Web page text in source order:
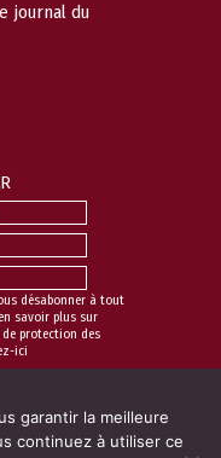
journal du
désabonner à tout
savoir plus sur
protection des
ici
garantir la meilleure
continuez à utiliser ce